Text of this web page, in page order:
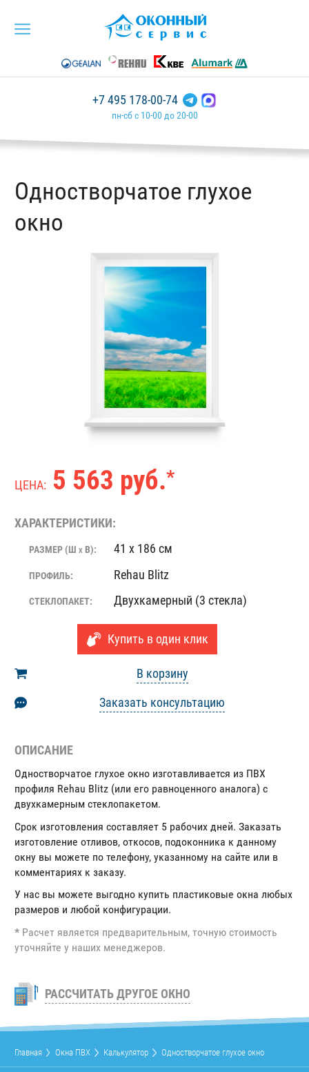
+7 495 178-00-74
пн-сб с 10-00 до 20-00
Одностворчатое глухое
окно
ЦЕНА: 5 563 руб.*
ХАРАКТЕРИСТИКИ:
РАЗМЕР (Ш X В): 41 x 186 см
ПРОФИЛЬ: Rehau Blitz
СТЕКЛОПАКЕТ: Двухкамерный (3 стекла)
Купить в один клик
В корзину
Заказать консультацию
ОПИСАНИЕ
Одностворчатое глухое окно изготавливается из ПВХ
профиля Rehau Blitz (или его равноценного аналога) с
двухкамерным стеклопакетом.
Срок изготовления составляет 5 рабочих дней. Заказать
изготовление отливов, откосов, подоконника к данному
окну вы можете по телефону, указанному на сайте или в
комментариях к заказу.
У нас вы можете выгодно купить пластиковые окна любых
размеров и любой конфигурации.
* Расчет является предварительным, точную стоимость
уточняйте у наших менеджеров.
РАССЧИТАТЬ ДРУГОЕ ОКНО
Главная Окна ПВХ Калькулятор Одностворчатое глухое окно